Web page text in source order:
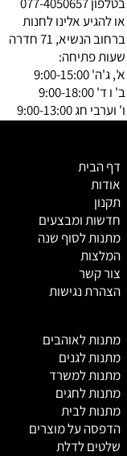
או להגיע אלינו לחנות
ברחוב הנשיא, 71 חדרה
שעות פתיחה:
א', ג'ה' 9:00-15:00
ב' ו ד' 9:00-18:00
ו' וערבי חג 9:00-13:00
דף הבית
אודות
תקנון
חדשות ומבצעים
מתנות לסוף שנה
המלצות
צור קשר
הצהרת נגישות
מתנות לאוהבים
מתנות לגנים
מתנות למשרד
מתנות לחגים
מתנות לבית
הדפסה על מוצרים
שלטים לדלת